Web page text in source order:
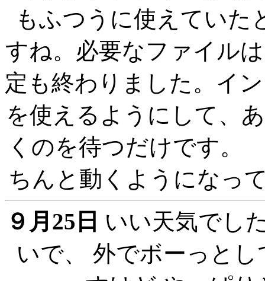
もふつうに使えていた
すね。必要なファイル
定も終わりました。イ
を使えるようにして、
くのを待
ちんと動くように
９月25日 いい天気でし
いで、 外でボーっと